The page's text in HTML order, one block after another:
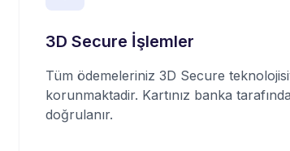
3D Secure İşlemler
Tüm ödemeleriniz 3D Secure
korunmaktadir. Kartınız banka
doğrulanır.